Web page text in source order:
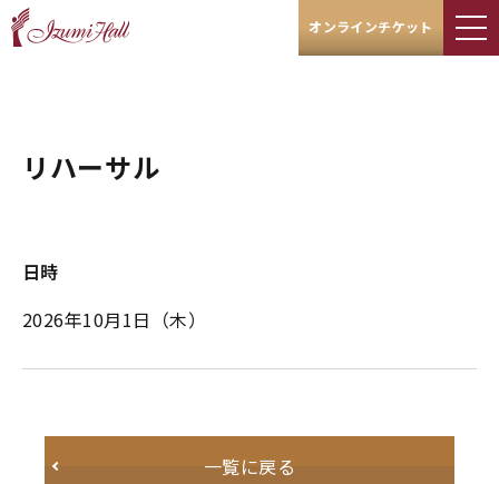
オンラインチケット
リハーサル
日時
2026年10月1日 （木）
一覧に戻る